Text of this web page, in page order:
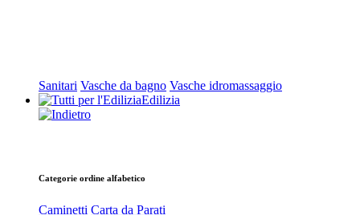
Sanitari Vasche da bagno Vasche idromassaggio
Edilizia
Categorie ordine alfabetico
Caminetti Carta da Parati